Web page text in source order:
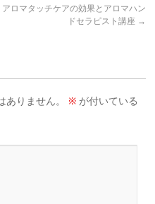
アロマタッチケアの効果とアロマハン
ドセラピスト講座 →
りません。 ※ が付いている